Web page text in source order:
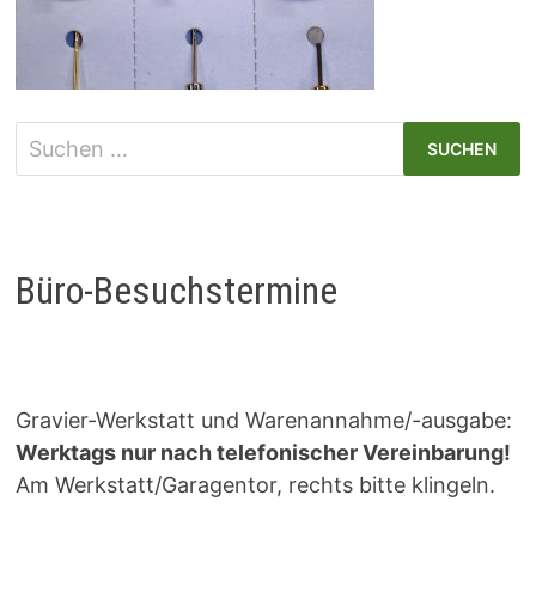
Suchen
nach:
Büro-Besuchstermine
Gravier-Werkstatt und Warenannahme/-ausgabe:
Werktags nur nach telefonischer Vereinbarung!
Am Werkstatt/Garagentor, rechts bitte klingeln.